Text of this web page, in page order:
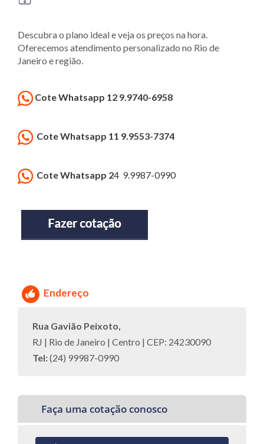
Descubra o plano ideal e veja os preços na hora.
Oferecemos atendimento personalizado no Rio de
Janeiro e região.
Cote Whatsapp 12 9.9740-6958
Cote Whatsapp 11 9.9553-7374
Cote Whatsapp 24 9.9987-0990
Endereço
Rua Gavião Peixoto,
RJ | Rio de Janeiro | Centro | CEP: 24230090
Tel:(24) 99987-0990
Faça uma cotação conosco